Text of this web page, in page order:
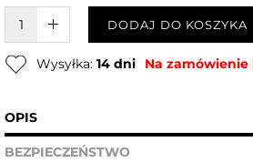
W KOSZYKU :)DODAJ DO KOSZYKA
Wysyłka: 14 dni Na zamówienie
OPIS
BEZPIECZEŃSTWO